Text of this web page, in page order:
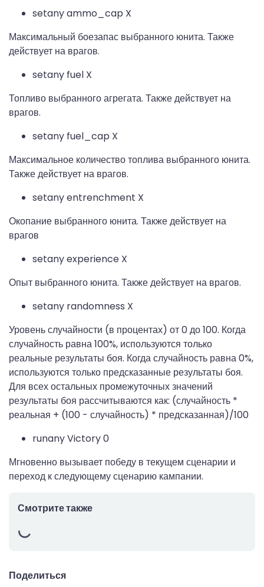
setany ammo_cap X
Максимальный боезапас выбранного юнита. Также
действует на врагов.
setany fuel X
Топливо выбранного агрегата. Также действует на
врагов.
setany fuel_cap X
Максимальное количество топлива выбранного юнита.
Также действует на врагов.
setany entrenchment X
Окопание выбранного юнита. Также действует на
врагов
setany experience X
Опыт выбранного юнита. Также действует на врагов.
setany randomness X
Уровень случайности (в процентах) от 0 до 100. Когда
случайность равна 100%, используются только
реальные результаты боя. Когда случайность равна 0%,
используются только предсказанные результаты боя.
Для всех остальных промежуточных значений
результаты боя рассчитываются как: (случайность *
реальная + (100 - случайность) * предсказанная)/100
runany Victory 0
Мгновенно вызывает победу в текущем сценарии и
переход к следующему сценарию кампании.
Смотрите также
Поделиться